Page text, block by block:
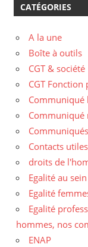
CATÉGORIES
A la une
Boîte à outils
CGT & société
CGT Fonction
Communiqué
Communiqué
Contacts
droits de
Egalité au
Egalité
Egalité
hommes, nos
ENAP